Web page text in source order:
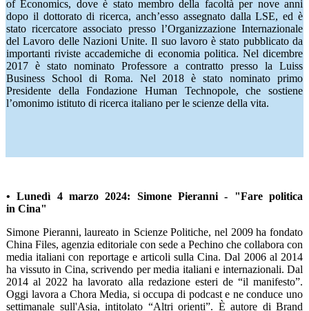
of Economics, dove è stato membro della facoltà per nove anni
dopo il dottorato di ricerca, anch’esso assegnato dalla LSE, ed è
stato ricercatore associato presso l’Organizzazione Internazionale
del Lavoro delle Nazioni Unite. Il suo lavoro è stato pubblicato da
importanti riviste accademiche di economia politica. Nel dicembre
2017 è stato nominato Professore a contratto presso la Luiss
Business School di Roma. Nel 2018 è stato nominato primo
Presidente della Fondazione Human Technopole, che sostiene
l’omonimo istituto di ricerca italiano per le scienze della vita.
• Lunedì 4 marzo 2024: Simone Pieranni -
"Fare politica
in Cina"
Simone Pieranni, laureato in Scienze Politiche, nel 2009 ha fondato
China Files, agenzia editoriale con sede a Pechino che collabora con
media italiani con reportage e articoli sulla Cina. Dal 2006 al 2014
ha vissuto in Cina, scrivendo per media italiani e internazionali. Dal
2014 al 2022 ha lavorato alla redazione esteri de “il manifesto”.
Oggi lavora a Chora Media, si occupa di podcast e ne conduce uno
settimanale sull'Asia, intitolato “Altri orienti”. È autore di Brand